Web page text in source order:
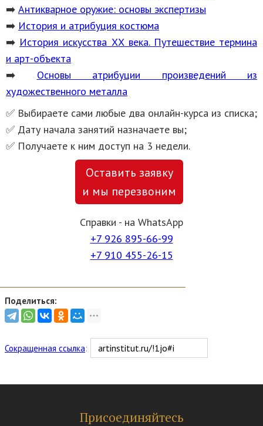
➡️ Антикварное оружие: основы экспертизы
➡️ История и атрибуция костюма
➡️ История искусства ХХ века. Путешествие термина
и арт-объекта
➡️ Основы атрибуции произведений из
художественного металла
✅ Выбираете сами любые два онлайн-курса из списка;
✅ Дату начала занятий назначаете вы;
✅ Получаете к ним доступ на 3 недели.
Оставить заявку
и мы перезвоним
Справки - на WhatsApp
+7 926 895-66-99
+7 910 455-26-15
Поделиться:
Сокращенная ссылка:
Присоединяйтесь